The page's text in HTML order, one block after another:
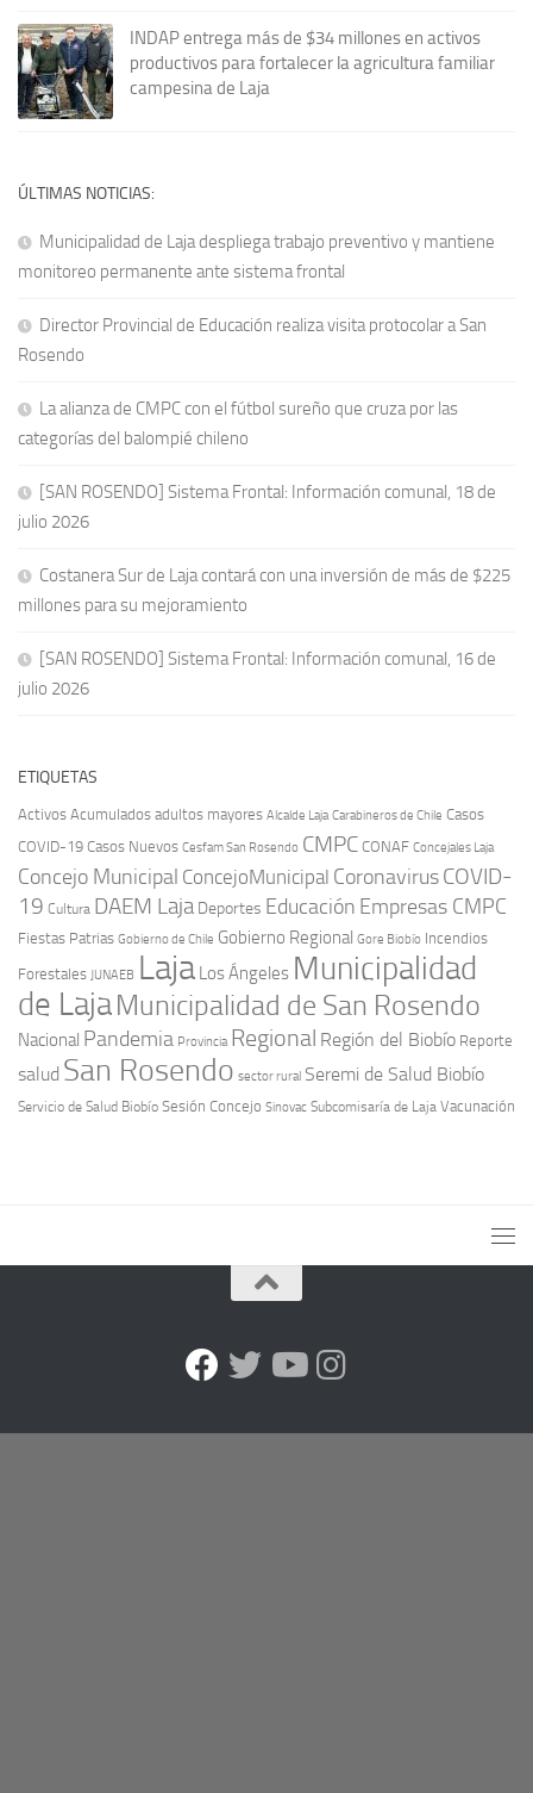
INDAP entrega más de $34 millones en activos
productivos para fortalecer la agricultura familiar
campesina de Laja
ÚLTIMAS NOTICIAS:
Municipalidad de Laja despliega trabajo preventivo y mantiene
monitoreo permanente ante sistema frontal
Director Provincial de Educación realiza visita protocolar a San
Rosendo
La alianza de CMPC con el fútbol sureño que cruza por las
categorías del balompié chileno
[SAN ROSENDO] Sistema Frontal: Información comunal, 18 de
julio 2026
Costanera Sur de Laja contará con una inversión de más de $225
millones para su mejoramiento
[SAN ROSENDO] Sistema Frontal: Información comunal, 16 de
julio 2026
ETIQUETAS
Activos Acumulados adultos mayores Alcalde Laja Carabineros de Chile Casos
COVID-19 Casos Nuevos Cesfam San Rosendo CMPC CONAF Concejales Laja
Concejo Municipal ConcejoMunicipal CoronavirusCOVID-
19 Cultura DAEM Laja Deportes Educación Empresas CMPC
Fiestas Patrias Gobierno de Chile Gobierno Regional Gore Biobío Incendios
Forestales JUNAEB Laja Los Ángeles Municipalidad
de LajaMunicipalidad de San Rosendo
Nacional Pandemia Provincia Regional Región del Biobío Reporte
salud San Rosendo sector rural Seremi de Salud Biobío
Servicio de Salud Biobío Sesión Concejo Sinovac Subcomisaría de Laja Vacunación